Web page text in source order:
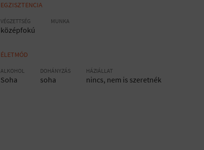
EGZISZTENCIA
VÉGZETTSÉG
középfokú
MUNKA
ÉLETMÓD
ALKOHOL
Soha
DOHÁNYZÁS
soha
HÁZIÁLLAT
nincs, nem is szeretnék